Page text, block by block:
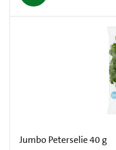
Jumbo Peterselie 40 g